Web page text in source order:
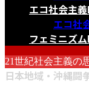
エコ社会主義
エコ社
フェミニズム
21世紀社会主義の
日本地域・沖縄闘